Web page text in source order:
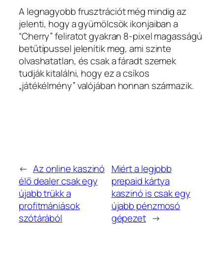
A legnagyobb frusztrációt még mindig az
jelenti, hogy a gyümölcsök ikonjaiban a
“Cherry” feliratot gyakran 8‑pixel magasságú
betűtípussel jelenítik meg, ami szinte
olvashatatlan, és csak a fáradt szemek
tudják kitalálni, hogy ez a csíkos
„játékélmény” valójában honnan származik.
← Az online kaszinó
élő dealer csak egy
újabb trükk a
profitmániások
szótárából
Miért a legjobb
prepaid kártya
kaszinó is csak egy
újabb pénzmosó
gépezet →